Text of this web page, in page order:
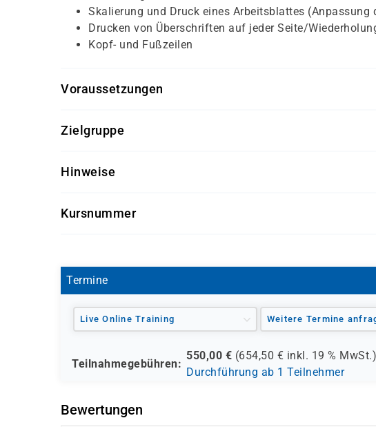
Skalierung und Druck eines Arbeitsblattes (Anpassung
Drucken von Überschriften auf jeder Seite/
Kopf- und Fußzeilen
Voraussetzungen
Windows Grundkenntnisse
Zielgruppe
welche Besonderheiten bei Eingabe und Veränderung von
Hinweise
Software-Version nach Kundenwunsch
Kursnummer
Termine
Live Online Training Weitere Termine
Teilnahmegebühren:
550,00 € (654,50 € inkl. 19 % MwSt.)
Durchführung ab 1 Teilnehmer
Bewertungen